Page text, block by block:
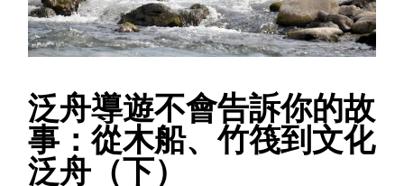
泛舟導遊不會告訴你的故
事：從木船、竹筏到文化
泛舟（下）